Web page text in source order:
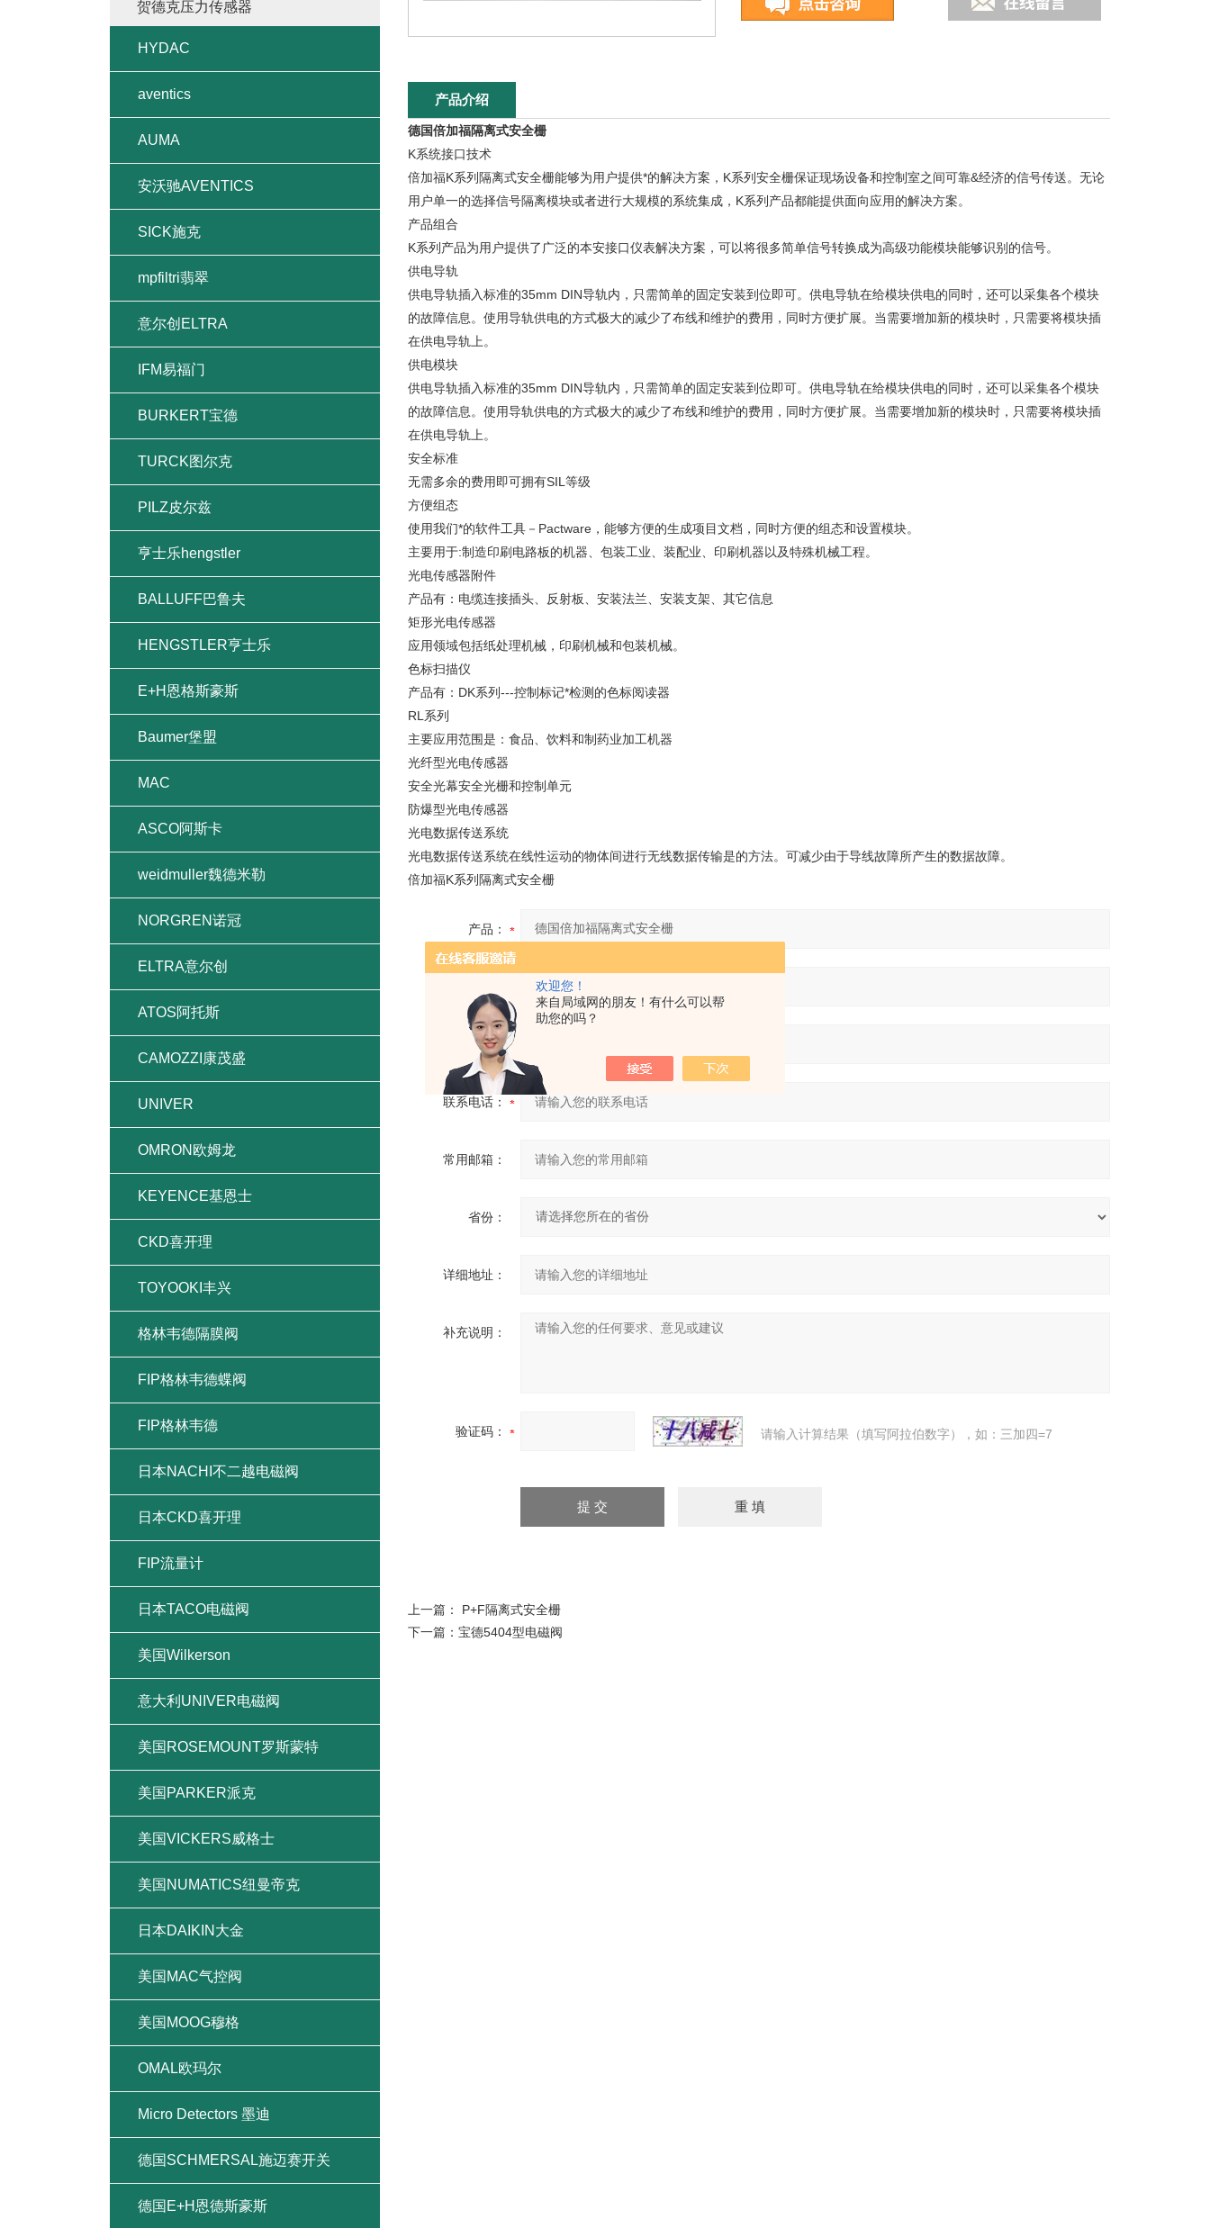
欢迎您！
来自局域网的朋友！有什么可以帮
助您的吗？
很多简单信号转换成为高级功能模块能够识别的信号。
产品介绍
德国倍加福隔离式安全栅
K系统接口技术
倍加福K系列隔离式安全栅能够为用户提供*的解决方案，K系列安全栅保证现场设备和控制室之间可靠&经济的信号传送。无论
用户单一的选择信号隔离模块或者进行大规模的系统集成，K系列产品都能提供面向应用的解决方案。
产品组合
K系列产品为用户提供了广泛的本安接口仪表解决方案，可以将很多简单信号转换成为高级功能模块能够识别的信号。
供电导轨
供电导轨插入标准的35mm DIN导轨内，只需简单的固定安装到位即可。供电导轨在给模块供电的同时，还可以采集各个模块
的故障信息。使用导轨供电的方式极大的减少了布线和维护的费用，同时方便扩展。当需要增加新的模块时，只需要将模块插
在供电导轨上。
供电模块
供电导轨插入标准的35mm DIN导轨内，只需简单的固定安装到位即可。供电导轨在给模块供电的同时，还可以采集各个模块
的故障信息。使用导轨供电的方式极大的减少了布线和维护的费用，同时方便扩展。当需要增加新的模块时，只需要将模块插
在供电导轨上。
安全标准
无需多余的费用即可拥有SIL等级
方便组态
使用我们*的软件工具－Pactware，能够方便的生成项目文档，同时方便的组态和设置模块。
主要用于:制造印刷电路板的机器、包装工业、装配业、印刷机器以及特殊机械工程。
光电传感器附件
产品有：电缆连接插头、反射板、安装法兰、安装支架、其它信息
矩形光电传感器
应用领域包括纸处理机械，印刷机械和包装机械。
色标扫描仪
产品有：DK系列---控制标记*检测的色标阅读器
RL系列
主要应用范围是：食品、饮料和制药业加工机器
光纤型光电传感器
安全光幕安全光栅和控制单元
防爆型光电传感器
光电数据传送系统
光电数据传送系统在线性运动的物体间进行无线数据传输是的方法。可减少由于导线故障所产生的数据故障。
倍加福K系列隔离式安全栅
产品：
您的姓名：
联系电话：
常用邮箱：
省份：
详细地址：
补充说明：
验证码： 请输入计算结果（填写阿拉伯数字），如：三加四=7
上一篇： P+F隔离式安全栅
下一篇： 宝德5404型电磁阀
贺德克压力传感器
HYDAC
aventics
AUMA
安沃驰AVENTICS
SICK施克
mpfiltri翡翠
意尔创ELTRA
IFM易福门
BURKERT宝德
TURCK图尔克
PILZ皮尔兹
亨士乐hengstler
BALLUFF巴鲁夫
HENGSTLER亨士乐
E+H恩格斯豪斯
Baumer堡盟
MAC
ASCO阿斯卡
weidmuller魏德米勒
NORGREN诺冠
ELTRA意尔创
ATOS阿托斯
CAMOZZI康茂盛
UNIVER
OMRON欧姆龙
KEYENCE基恩士
CKD喜开理
TOYOOKI丰兴
格林韦德隔膜阀
FIP格林韦德蝶阀
FIP格林韦德
日本NACHI不二越电磁阀
日本CKD喜开理
FIP流量计
日本TACO电磁阀
美国Wilkerson
意大利UNIVER电磁阀
美国ROSEMOUNT罗斯蒙特
美国PARKER派克
美国VICKERS威格士
美国NUMATICS纽曼帝克
日本DAIKIN大金
美国MAC气控阀
美国MOOG穆格
OMAL欧玛尔
Micro Detectors 墨迪
德国SCHMERSAL施迈赛开关
德国E+H恩德斯豪斯